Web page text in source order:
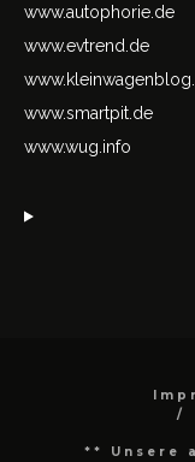
www.autophorie.de
www.evtrend.de
www.smartpit.de
www.wug.info
** Unsere